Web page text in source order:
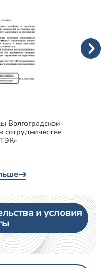
Волгоградской
сотрудничестве
и условия